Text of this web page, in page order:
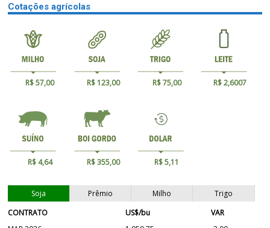
Cotações agrícolas
R$ 57,00 R$ 123,00 R$ 75,00 R$ 2,6007
R$ 4,64 R$ 355,00 R$ 5,11
Soja Prêmio Milho
Trigo
CONTRATO
US$/bu
VAR